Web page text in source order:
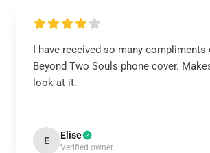
I have received so many compliments
Beyond Two Souls phone cover.
look at it.
E Elise
Verified owner